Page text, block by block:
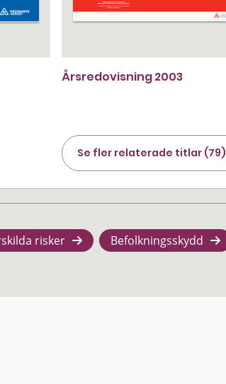
Årsredovisning 2003
Se fler relaterade titlar (79)
risker Befolkningsskydd